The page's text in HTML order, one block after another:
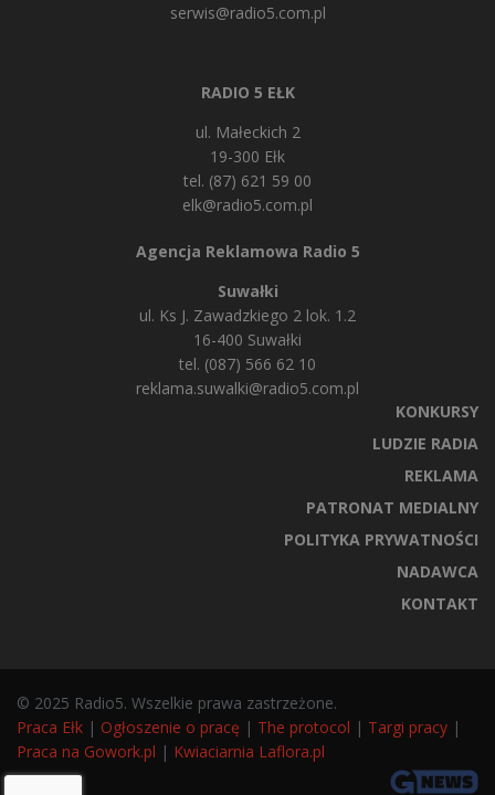
serwis@radio5.com.pl
RADIO 5 EŁK
ul. Małeckich 2
19-300 Ełk
tel. (87) 621 59 00
elk@radio5.com.pl
Agencja Reklamowa Radio 5
Suwałki
ul. Ks J. Zawadzkiego 2 lok. 1.2
16-400 Suwałki
tel. (087) 566 62 10
reklama.suwalki@radio5.com.pl
KONKURSY
LUDZIE RADIA
REKLAMA
PATRONAT MEDIALNY
POLITYKA PRYWATNOŚCI
NADAWCA
KONTAKT
© 2025 Radio5. Wszelkie prawa zastrzeżone.
Praca Ełk | Ogłoszenie o pracę | The protocol | Targi pracy |
Praca na Gowork.pl | Kwiaciarnia Laflora.pl